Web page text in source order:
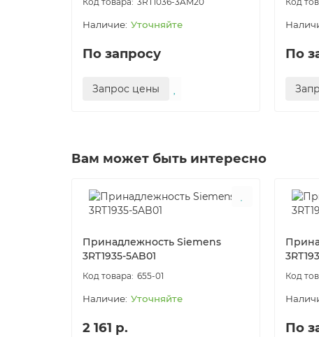
Уточняйте
По запросу
Запрос цены
По
Вам может быть интересно
Принадлежность Siemens
3RT1935-5AB01
655-01
Уточняйте
2 161 р. По